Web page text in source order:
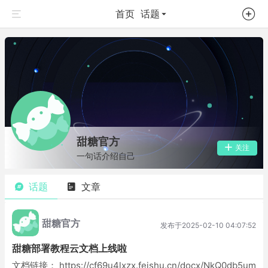
首页 话题
甜糖官方
一句话介绍自己
关注
话题 文章
甜糖官方 发布于2025-02-10 04:07:52
甜糖部署教程云文档上线啦
文档链接： https://cf69u4lxzx.feishu.cn/docx/NkQ0db5um